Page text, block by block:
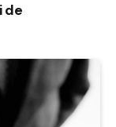
de